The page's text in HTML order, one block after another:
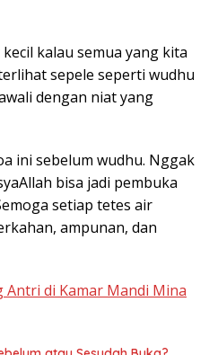
kalau semua yang kita
sepele seperti wudhu
dengan niat yang
ini sebelum wudhu. Nggak
bisa jadi pembuka
setiap tetes air
ampunan, dan
Antri di Kamar Mandi Mina